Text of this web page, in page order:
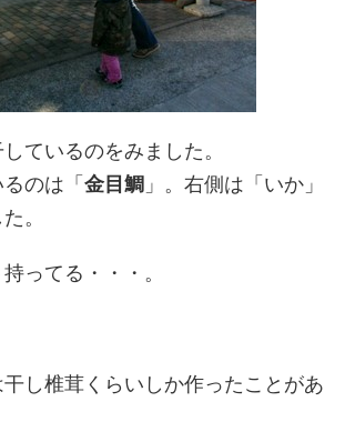
しているのをみました。
のは「 金目鯛 」。右側は「いか」
。
ってる・・・。
し椎茸くらいしか作ったことがあ